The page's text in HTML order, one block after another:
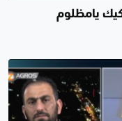
يامظلوم